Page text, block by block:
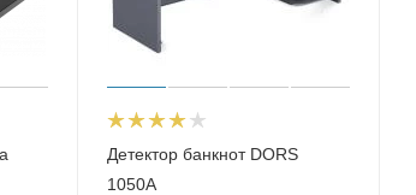
Детектор банкнот DORS
1050A